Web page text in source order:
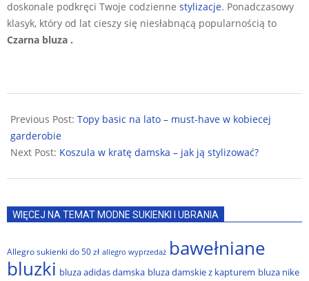
doskonale podkręci Twoje codzienne stylizacje. Ponadczasowy
klasyk, który od lat cieszy się niesłabnącą popularnością to
Czarna bluza .
06-
06
Previous Post: Topy basic na lato – must-have w kobiecej
garderobie
Next Post: Koszula w kratę damska – jak ją stylizować?
WIĘCEJ NA TEMAT MODNE SUKIENKI I UBRANIA
Allegro sukienki do 50 zł allegro wyprzedaż bawełniane
bluzki bluza adidas damska bluza damskie z kapturem bluza nike